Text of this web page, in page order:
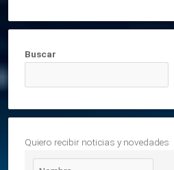
Buscar
Quiero recibir noticias y novedades